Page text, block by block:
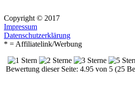
Copyright © 2017
Impressum
Datenschutzerklärung
* = Affiliatelink/Werbung
Bewertung dieser Seite: 4.95 von 5 (25